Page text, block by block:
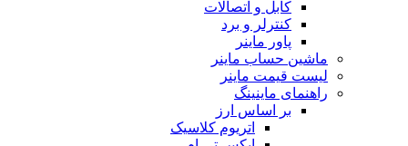
کابل و اتصالات
کنترلر و برد
پاور ماینر
ماشین حساب ماینر
لیست قیمت ماینر
راهنمای ماینینگ
بر اساس ارز
اتریوم کلاسیک